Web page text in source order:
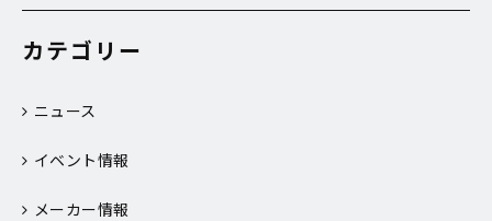
カテゴリー
ニュース
イベント情報
メーカー情報